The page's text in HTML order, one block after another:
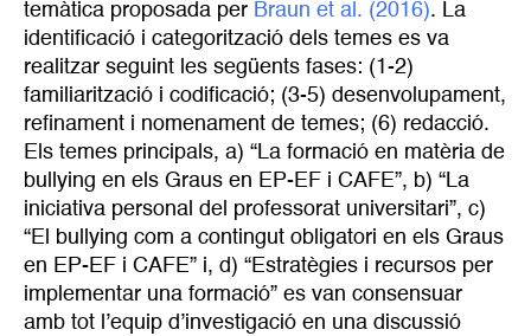
temàtica proposada per Braun et al. (2016). La
identificació i categorització dels temes es va
realitzar seguint les següents fases: (1-2)
familiarització i codificació; (3-5) desenvolupament,
refinament i nomenament de temes; (6) redacció.
Els temes principals, a) “La formació en matèria de
bullying en els Graus en EP-EF i CAFE”, b) “La
iniciativa personal del professorat universitari”, c)
“El bullying com a contingut obligatori en els Graus
en EP-EF i CAFE” i, d) “Estratègies i recursos per
implementar una formació” es van consensuar
amb tot l’equip d’investigació en una discussió